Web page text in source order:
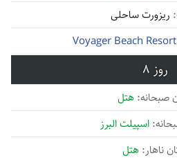
ریزورت ساحلی
Voyager Beach Resort
8
هتل
اسپیلت البرز
هتل